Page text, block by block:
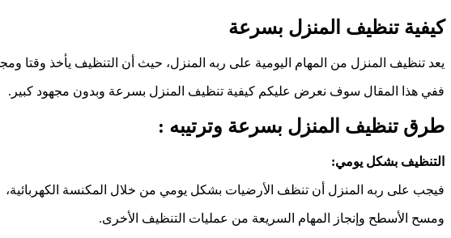
كيفية تنظيف المنزل بسرعة
يعد تنظيف المنزل من المهام اليومية على ربه المنزل، حيث أن التنظيف يأخذ وقتا
ففي هذا المقال سوف نعرض عليكم كيفية تنظيف المنزل بسرعة وبدون مجهود كبير.
طرق تنظيف المنزل بسرعة وترتيبه :
التنظيف بشكل يومي:
فيجب على ربه المنزل أن تنظف الأرضيات بشكل يومي من خلال المكنسة الكهربائية،
ومسح الأسطح وإنجاز المهام السريعة من عمليات التنظيف الأخرى.